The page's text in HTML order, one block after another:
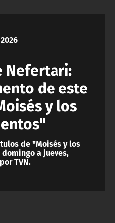
Nefertari:
de este
y los
de "Moisés y los
a jueves,
TVN.